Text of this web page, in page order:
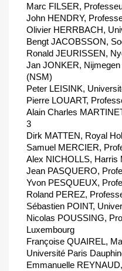
Marc FILSER,
John HENDRY,
Olivier HERRBACH,
Bengt JACOBSSON,
Ronald JEURISSEN,
Jan JONKER,
(NSM)
Peter LEISINK,
Pierre LOUART,
Alain Charles
3
Dirk MATTEN, Royal
Samuel MERCIER,
Alex NICHOLLS, Harris
Jean PASQUERO,
Yvon PESQUEUX,
Roland PEREZ,
Sébastien POINT,
Nicolas POUSSING,
Luxembourg
Françoise QUAIREL,
Université Paris
Emmanuelle